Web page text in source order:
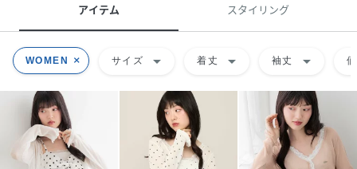
アイテム スタイリング
WOMEN サイズ arrow_drop_down 着丈 arrow_drop_down 袖丈 arrow_drop_down